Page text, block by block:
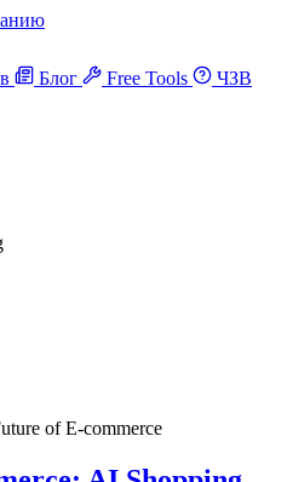
Блог Free Tools
ЧЗВ
of E-commerce